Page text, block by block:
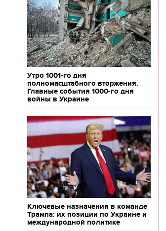
Утро 1001-го дня
полномасштабного вторжения.
Главные события 1000-го дня
войны в Украине
Ключевые назначения в команде
Трампа: их позиции по Украине и
международной политике